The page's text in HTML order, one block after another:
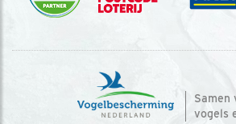
Samen
vogels